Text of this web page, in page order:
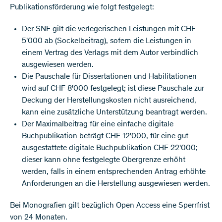
Publikationsförderung wie folgt festgelegt:
Der SNF gilt die verlegerischen Leistungen mit CHF
5'000 ab (Sockelbeitrag), sofern die Leistungen in
einem Vertrag des Verlags mit dem Autor verbindlich
ausgewiesen werden.
Die Pauschale für Dissertationen und Habilitationen
wird auf CHF 8'000 festgelegt; ist diese Pauschale zur
Deckung der Herstellungskosten nicht ausreichend,
kann eine zusätzliche Unterstützung beantragt werden.
Der Maximalbeitrag für eine einfache digitale
Buchpublikation beträgt CHF 12'000, für eine gut
ausgestattete digitale Buchpublikation CHF 22'000;
dieser kann ohne festgelegte Obergrenze erhöht
werden, falls in einem entsprechenden Antrag erhöhte
Anforderungen an die Herstellung ausgewiesen werden.
Bei Monografien gilt bezüglich Open Access eine Sperrfrist
von 24 Monaten.